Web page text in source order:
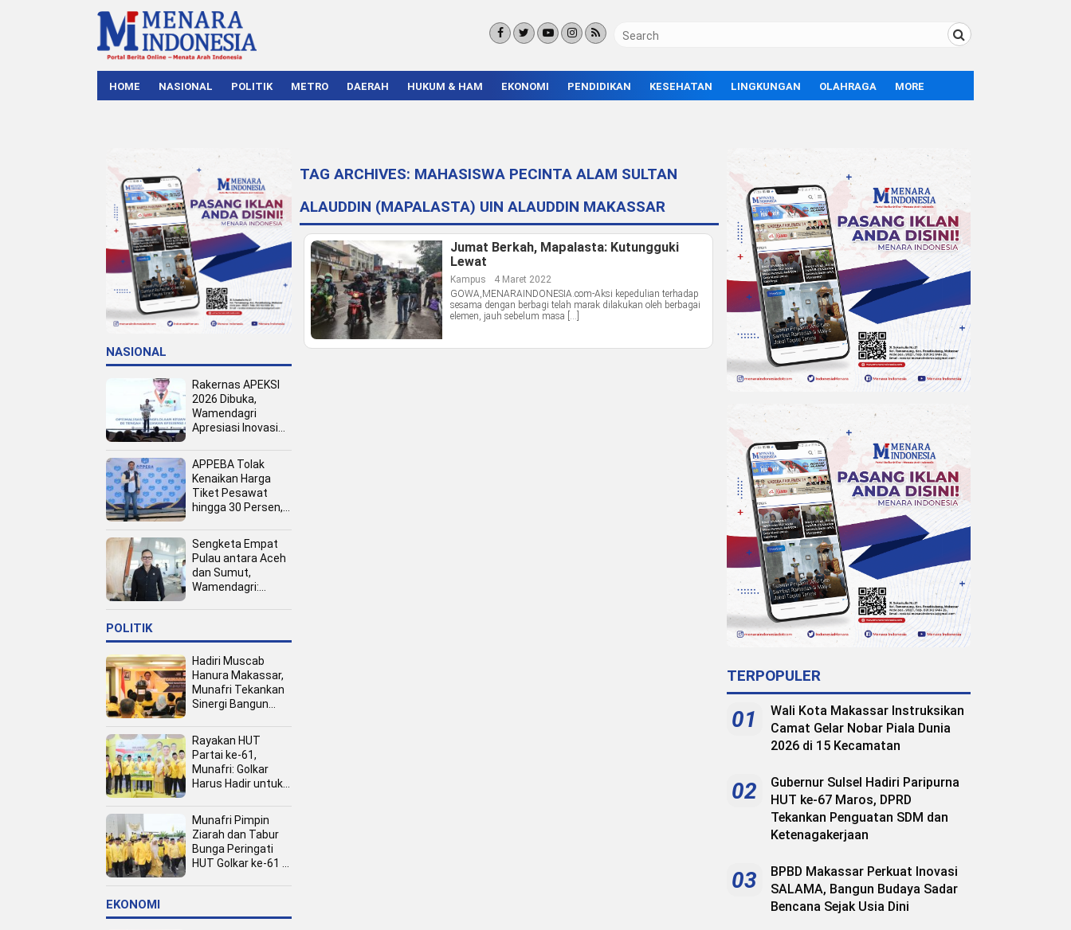
HOME NASIONAL POLITIK METRO DAERAH HUKUM & HAM EKONOMI PENDIDIKAN KESEHATAN LINGKUNGAN OLAHRAGA MORE
NASIONAL
Rakernas APEKSI
2026 Dibuka,
Wamendagri
Apresiasi Inovasi
Tingkat Kota
APPEBA Tolak
Kenaikan Harga
Tiket Pesawat
hingga 30 Persen,
Jamaah Haji dan
Umrah
Sengketa Empat
Pulau antara Aceh
dan Sumut,
Wamendagri:
POLITIK
Hadiri Muscab
Hanura Makassar,
Munafri Tekankan
Sinergi Bangun
Rayakan HUT
Partai ke-61,
Munafri: Golkar
Harus Hadir untuk
Munafri Pimpin
Ziarah dan Tabur
Bunga Peringati
HUT Golkar ke-61 di
EKONOMI
TAG ARCHIVES: MAHASISWA PECINTA ALAM SULTAN
ALAUDDIN (MAPALASTA) UIN ALAUDDIN MAKASSAR
Jumat Berkah, Mapalasta: Kutungguki
Lewat
Kampus
4 Maret 2022
GOWA,MENARAINDONESIA.com-Aksi kepedulian terhadap
sesama dengan berbagi telah marak dilakukan oleh berbagai
elemen, jauh sebelum masa […]
TERPOPULER
01
Wali Kota Makassar Instruksikan
Camat Gelar Nobar Piala Dunia
2026 di 15 Kecamatan
02
Gubernur Sulsel Hadiri Paripurna
HUT ke-67 Maros, DPRD
Tekankan Penguatan SDM dan
Ketenagakerjaan
03
BPBD Makassar Perkuat Inovasi
SALAMA, Bangun Budaya Sadar
Bencana Sejak Usia Dini